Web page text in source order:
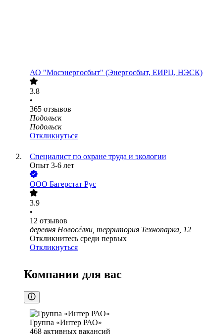
АО "Мосэнергосбыт" (Энергосбыт, ЕИРЦ, НЭСК)
3.8
•
365 отзывов
Подольск
Подольск
Откликнуться
Специалист по охране труда и экологии
Опыт 3-6 лет
ООО Багерстат Рус
3.9
•
12 отзывов
деревня Новосёлки, территория Технопарка, 12
Откликнитесь среди первых
Откликнуться
Компании для вас
Группа «Интер РАО»
468 активных вакансий